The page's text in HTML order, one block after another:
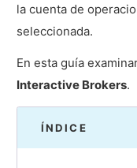
la cuenta de
seleccionada.
En esta guía
Interactive Brokers.
ÍNDICE